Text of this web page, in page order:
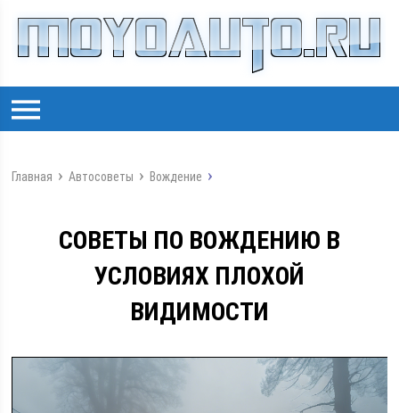
Главная Автосоветы Вождение
СОВЕТЫ ПО ВОЖДЕНИЮ В
УСЛОВИЯХ ПЛОХОЙ
ВИДИМОСТИ